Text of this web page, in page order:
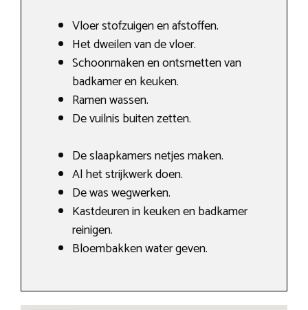
Vloer stofzuigen en afstoffen.
Het dweilen van de vloer.
Schoonmaken en ontsmetten van
badkamer en keuken.
Ramen wassen.
De vuilnis buiten zetten.
De slaapkamers netjes maken.
Al het strijkwerk doen.
De was wegwerken.
Kastdeuren in keuken en badkamer
reinigen.
Bloembakken water geven.